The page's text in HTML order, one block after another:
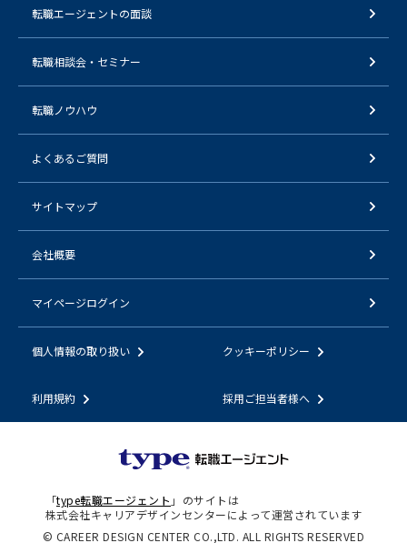
転職エージェントの面談
転職相談会・セミナー
転職ノウハウ
よくあるご質問
サイトマップ
会社概要
マイページログイン
個人情報の取り扱い クッキーポリシー
利用規約 採用ご担当者様へ
「type転職エージェント 」のサイトは
株式会社キャリアデザインセンターによって運営されています
© CAREER DESIGN CENTER CO.,LTD. ALL RIGHTS RESERVED